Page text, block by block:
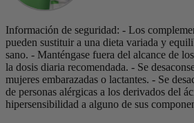
Información de seguridad: - Los
pueden sustituir a una dieta variada y
sano. - Manténgase fuera del alcance de
la dosis diaria recomendada. - Se
mujeres embarazadas o lactantes. - Se
de personas alérgicas a los derivados del
hipersensibilidad a alguno de sus